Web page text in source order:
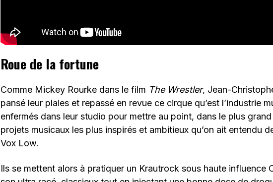
Roue de la fortune
Comme Mickey Rourke dans le film The Wrestler, Jean-
pansé leur plaies et repassé en revue ce cirque qu’est l’industrie
enfermés dans leur studio pour mettre au point, dans le plus
projets musicaux les plus inspirés et ambitieux qu’on ait entendu
Vox Low.
Ils se mettent alors à pratiquer un Krautrock sous haute influence